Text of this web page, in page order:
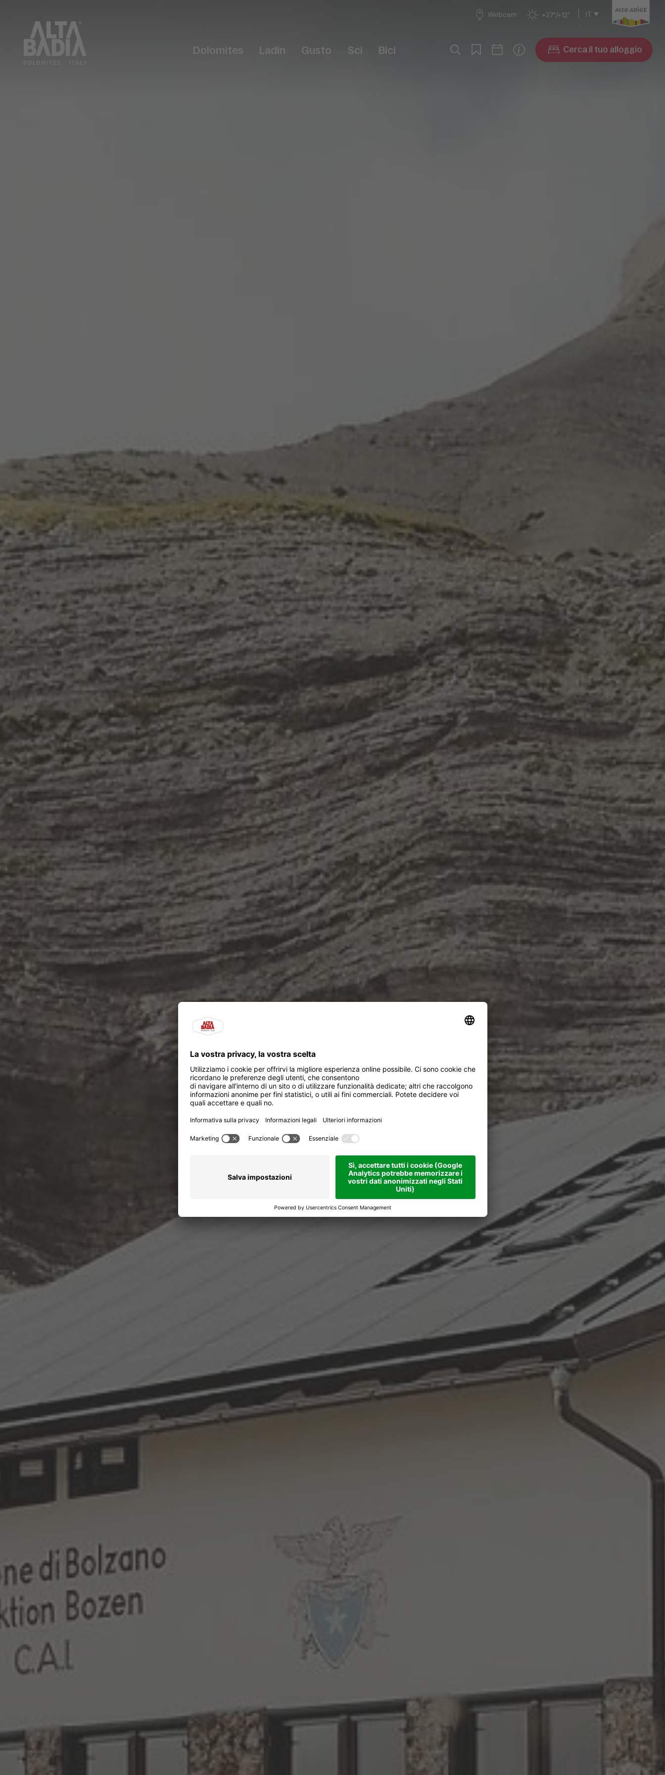
Webcam +27°/+12° IT
Dolomites Ladin Gusto Sci Bici Cerca il tuo alloggio